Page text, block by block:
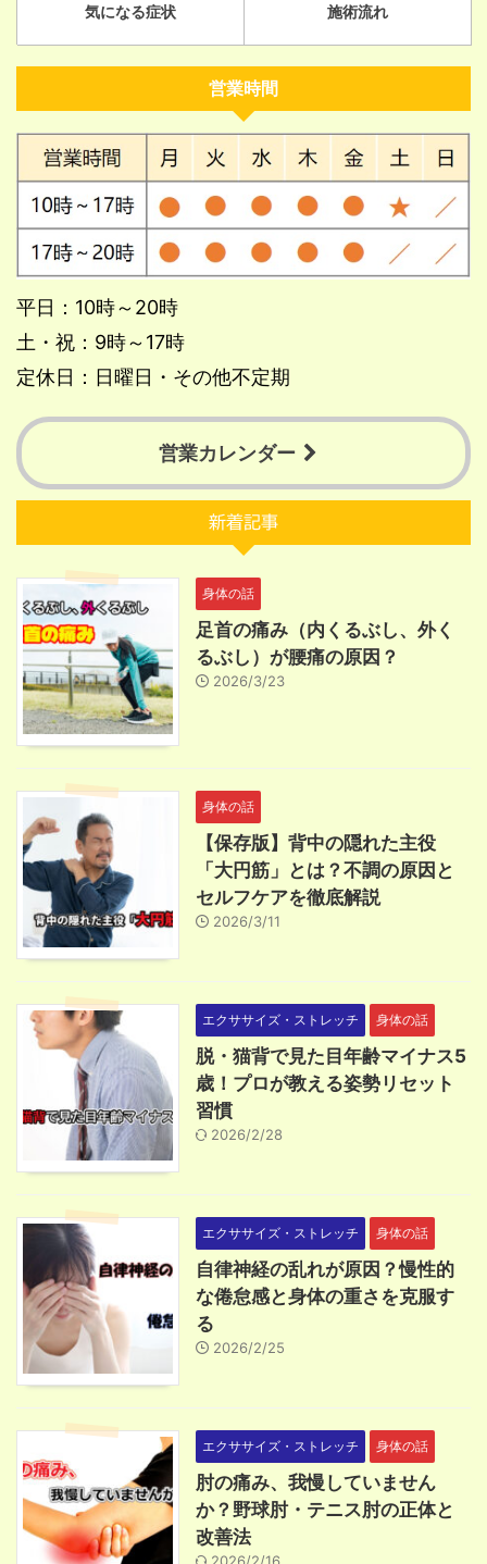
気になる症状 施術流れ
営業時間
平日：10時～20時
土・祝：9時～17時
定休日：日曜日・その他不定期
営業カレンダー
新着記事
身体の話
足首の痛み（内くるぶし、外く
るぶし）が腰痛の原因？
2026/3/23
身体の話
【保存版】背中の隠れた主役
「大円筋」とは？不調の原因と
セルフケアを徹底解説
2026/3/11
エクササイズ・ストレッチ 身体の話
脱・猫背で見た目年齢マイナス5
歳！プロが教える姿勢リセット
習慣
2026/2/28
エクササイズ・ストレッチ 身体の話
自律神経の乱れが原因？慢性的
な倦怠感と身体の重さを克服す
る
2026/2/25
エクササイズ・ストレッチ 身体の話
肘の痛み、我慢していません
か？野球肘・テニス肘の正体と
改善法